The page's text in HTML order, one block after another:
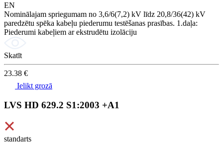
EN
Nominālajam spriegumam no 3,6/6(7,2) kV līdz 20,8/36(42) kV
paredzētu spēka kabeļu piederumu testēšanas prasības. 1.daļa:
Piederumi kabeļiem ar ekstrudētu izolāciju
Skatīt
23.38 €
Ielikt grozā
LVS HD 629.2 S1:2003 +A1
standarts